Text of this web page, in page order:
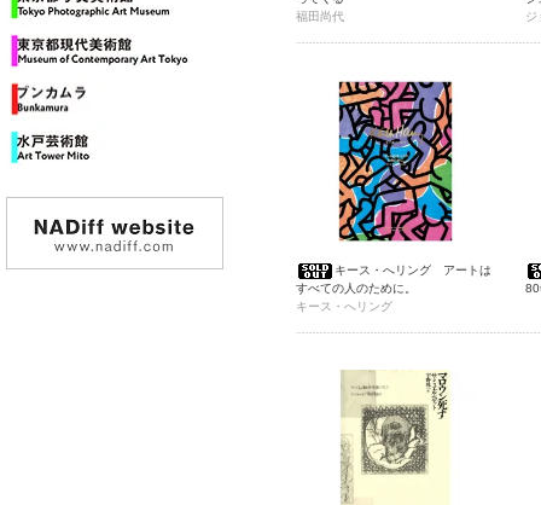
福田尚代
ジ
キース・へリング アートは
すべての人のために。
キース・へリング
80